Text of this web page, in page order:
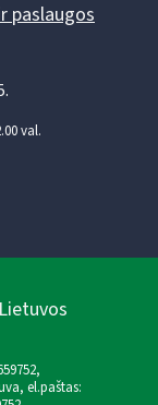
paslaugos
val.
el.paštas: